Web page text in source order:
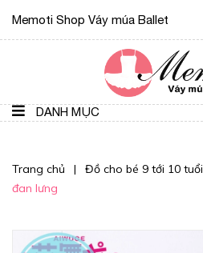
Memoti Shop Váy múa Ballet
DANH MỤC
Trang chủ | Đồ cho bé 9 tới 10 tuổi
đan lưng